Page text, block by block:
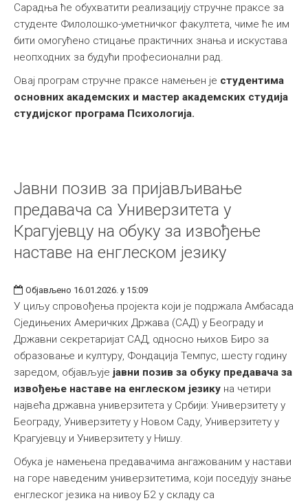
Сарадња ће обухватити реализацију стручне праксе за
студенте Филолошко-уметничког факултета, чиме ће им
бити омогућено стицање практичних знања и искустава
неопходних за будући професионални рад.
Овај програм стручне праксе намењен је студентима
основних академских и мастер академских студија
студијског програма Психологија.
Јавни позив за пријављивање
предавача са Универзитета у
Крагујевцу на обуку за извођење
наставе на енглеском језику
Објављено 16.01.2026. у 15:09
У циљу спровођења пројекта који је подржала Амбасада
Сједињених Америчких Држава (САД) у Београду и
Државни секретаријат САД, односно њихов Биро за
образовање и културу, Фондација Темпус, шесту годину
заредом, објављује јавни позив за обуку предавача за
извођење наставе на енглеском језику на четири
највећа државна универзитета у Србији: Универзитету у
Београду, Универзитету у Новом Саду, Универзитету у
Крагујевцу и Универзитету у Нишу.
Обука је намењена предавачима ангажованим у настави
на горе наведеним универзитетима, који поседују знање
енглеског језика на нивоу Б2 у складу са